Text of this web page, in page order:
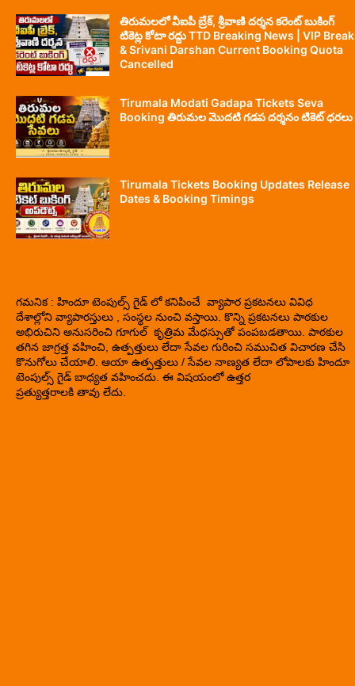
తిరుమలలో వీఐపీ బ్రేక్, శ్రీవాణి దర్శన కరెంట్ బుకింగ్
టికెట్ల కోటా రద్దు TTD Breaking News | VIP Break
& Srivani Darshan Current Booking Quota
Cancelled
Tirumala Modati Gadapa Tickets Seva
Booking తిరుమల మొదటి గడప దర్శనం టికెట్ ధరలు
Tirumala Tickets Booking Updates Release
Dates & Booking Timings
గమనిక : హిందూ టెంపుల్స్ గైడ్ లో కనిపించే వ్యాపార ప్రకటనలు వివిధ
దేశాల్లోని వ్యాపారస్తులు , సంస్థల నుంచి వస్తాయి. కొన్ని ప్రకటనలు పాఠకుల
అభిరుచిని అనుసరించి గూగుల్ కృత్రిమ మేధస్సుతో పంపబడతాయి. పాఠకుల
తగిన జాగ్రత్త వహించి, ఉత్పత్తులు లేదా సేవల గురించి సముచిత విచారణ చేసి
కొనుగోలు చేయాలి. ఆయా ఉత్పత్తులు / సేవల నాణ్యత లేదా లోపాలకు హిందూ
టెంపుల్స్ గైడ్ బాధ్యత వహించదు. ఈ విషయంలో ఉత్తర
ప్రత్యుత్తరాలకి తావు లేదు.